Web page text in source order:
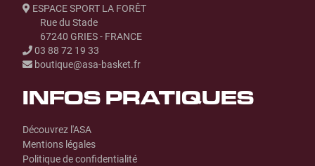
ESPACE SPORT LA FORÊT
Rue du Stade
67240 GRIES - FRANCE
03 88 72 19 33
boutique@asa-basket.fr
INFOS PRATIQUES
Découvrez l'ASA
Mentions légales
Politique de confidentialité